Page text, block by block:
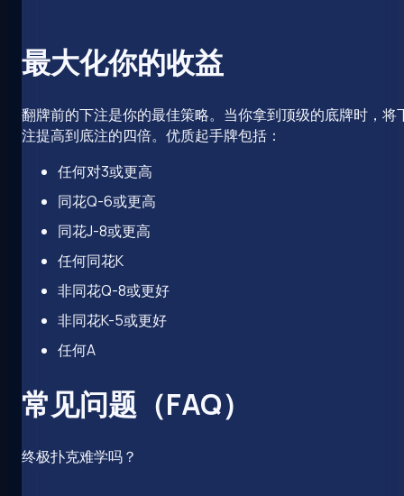
最大化你的收益
翻牌前的下注是你的最佳策略。当你拿到顶级的底牌时，将
注提高到底注的四倍。优质起手牌包括：
任何对3或更高
同花Q-6或更高
同花J-8或更高
任何同花K
非同花Q-8或更好
非同花K-5或更好
任何A
常见问题（FAQ）
终极扑克难学吗？